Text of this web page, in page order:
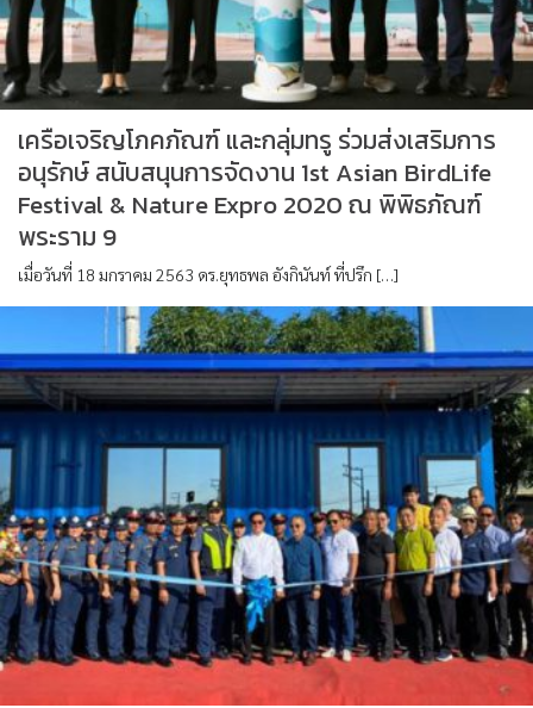
เครือเจริญโภคภัณฑ์ และกลุ่มทรู ร่วมส่งเสริมการ
อนุรักษ์ สนับสนุนการจัดงาน 1st Asian BirdLife
Festival & Nature Expro 2020 ณ พิพิธภัณฑ์
พระราม 9
เมื่อวันที่ 18 มกราคม 2563 ดร.ยุทธพล อังกินันท์ ที่ปรึก […]